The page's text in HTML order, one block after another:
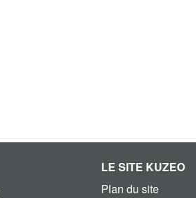
LE SITE KUZEO
Plan du site